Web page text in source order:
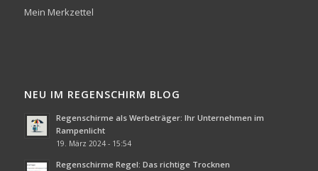
Mein Merkzettel
NEU IM REGENSCHIRM BLOG
Regenschirme als Werbeträger: Ihr Unternehmen im
Rampenlicht
19. März 2024 - 15:54
Regenschirme Regel: Das richtige Trocknen